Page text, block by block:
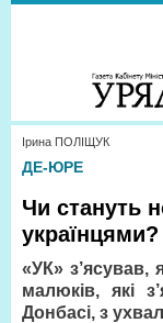
Ірина ПОЛІЩУК
ДЕ-ЮРЕ
Чи стануть
українцями?
«УК» з’ясував,
малюків, які
Донбасі, з